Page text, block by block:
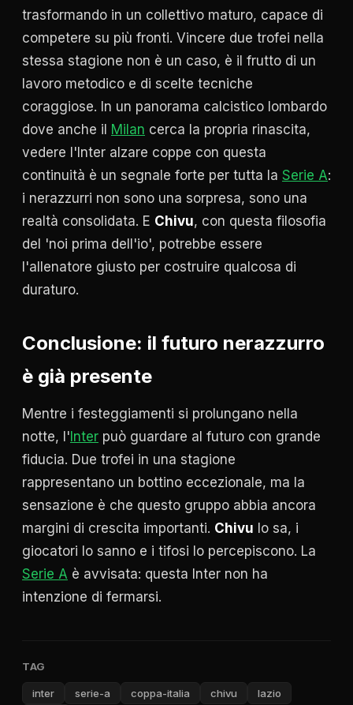
trasformando in un collettivo maturo, capace di
competere su più fronti. Vincere due trofei nella
stessa stagione non è un caso, è il frutto di un
lavoro metodico e di scelte tecniche
coraggiose. In un panorama calcistico lombardo
dove anche il Milan cerca la propria rinascita,
vedere l'Inter alzare coppe con questa
continuità è un segnale forte per tutta la Serie A:
i nerazzurri non sono una sorpresa, sono una
realtà consolidata. E Chivu, con questa filosofia
del 'noi prima dell'io', potrebbe essere
l'allenatore giusto per costruire qualcosa di
duraturo.
Conclusione: il futuro nerazzurro
è già presente
Mentre i festeggiamenti si prolungano nella
notte, l' Inter può guardare al futuro con grande
fiducia. Due trofei in una stagione
rappresentano un bottino eccezionale, ma la
sensazione è che questo gruppo abbia ancora
margini di crescita importanti. Chivu lo sa, i
giocatori lo sanno e i tifosi lo percepiscono. La
Serie A è avvisata: questa Inter non ha
intenzione di fermarsi.
TAG
inter serie-a coppa-italia chivu
lazio